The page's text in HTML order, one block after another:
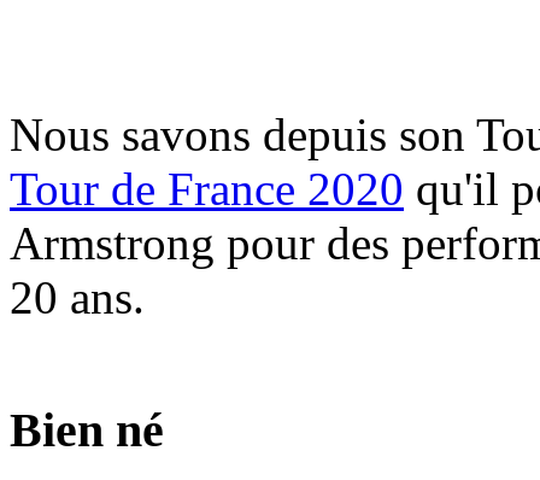
Nous savons depuis son
Tour de France 2020 qu'il
Armstrong pour des
20 ans.
Bien né